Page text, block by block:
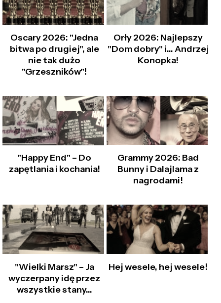
Oscary 2026: "Jedna
bitwa po drugiej", ale
nie tak dużo
"Grzeszników"!
Orły 2026: Najlepszy
"Dom dobry" i… Andrzej
Konopka!
"Happy End" – Do
zapętlania i kochania!
Grammy 2026: Bad
Bunny i Dalajlama z
nagrodami!
"Wielki Marsz" – Ja
wyczerpany idę przez
wszystkie stany…
Hej wesele, hej wesele!